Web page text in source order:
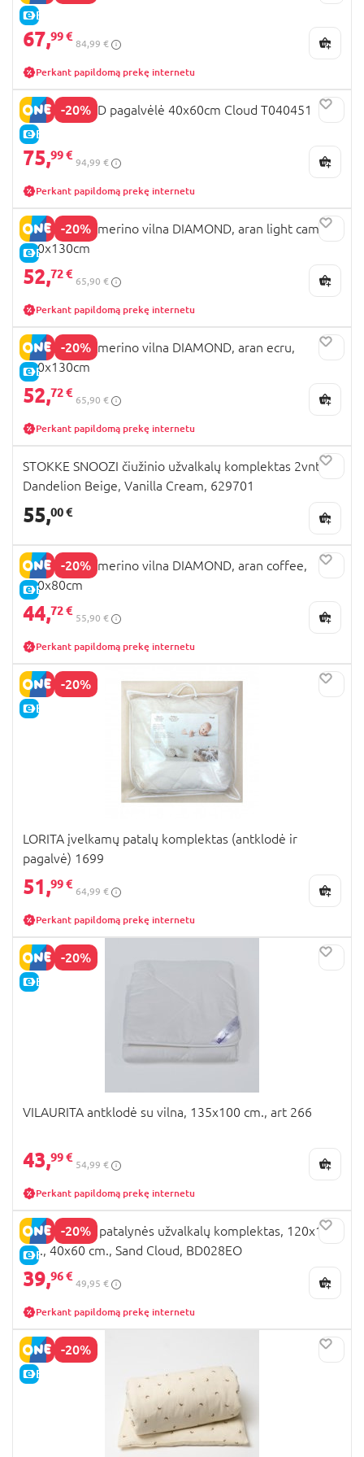
E-KAINA
67,99 €
84,99 €
Perkant papildomą prekę internetu
-20%
E-KAINA
TRAUMELAND pagalvėlė 40x60cm Cloud T040451
75,99 €
94,99 €
Perkant papildomą prekę internetu
-20%
E-KAINA
MILLI pledas merino vilna DIAMOND, aran light camel,
100x130cm
52,72 €
65,90 €
Perkant papildomą prekę internetu
-20%
E-KAINA
MILLI pledas merino vilna DIAMOND, aran ecru,
100x130cm
52,72 €
65,90 €
Perkant papildomą prekę internetu
STOKKE SNOOZI čiužinio užvalkalų komplektas 2vnt.
Dandelion Beige, Vanilla Cream, 629701
55,00 €
-20%
E-KAINA
MILLI pledas merino vilna DIAMOND, aran coffee,
100x80cm
44,72 €
55,90 €
Perkant papildomą prekę internetu
-20%
E-KAINA
LORITA įvelkamų patalų komplektas (antklodė ir
pagalvė) 1699
51,99 €
64,99 €
Perkant papildomą prekę internetu
-20%
E-KAINA
VILAURITA antklodė su vilna, 135x100 cm., art 266
43,99 €
54,99 €
Perkant papildomą prekę internetu
-20%
E-KAINA
SNUZ 2 dalių patalynės užvalkalų komplektas, 120x100
cm., 40x60 cm., Sand Cloud, BD028EO
39,96 €
49,95 €
Perkant papildomą prekę internetu
-20%
E-KAINA